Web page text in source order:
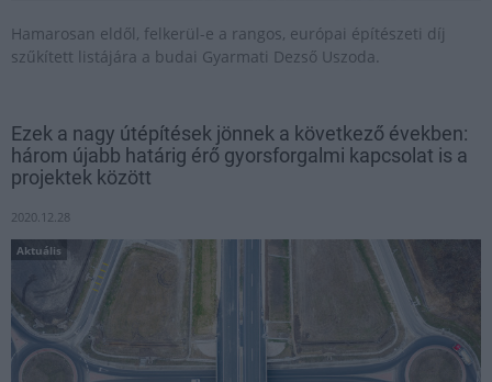
Hamarosan eldől, felkerül-e a rangos, európai építészeti díj
szűkített listájára a budai Gyarmati Dezső Uszoda.
Ezek a nagy útépítések jönnek a következő években:
három újabb határig érő gyorsforgalmi kapcsolat is a
projektek között
2020.12.28
Aktuális